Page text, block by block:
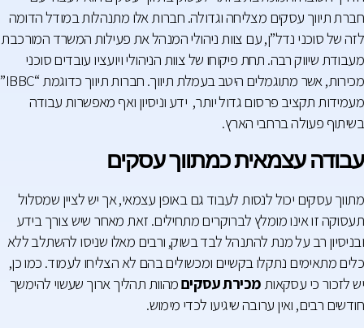
חברת תיווך עסקים מצליחה וגדולה. חברות אלו מתנהלות במודל הדומה
לזה של סוכני נדל”ן, עם צוות ניהולי המנהל את פעילות המשרד המורכבת
מעבודת שיווק רבה. תחת פיקוחו של צוות הניהולי ויועציו עובדים סוכני
מכירות, אשר מתוגמלים היטב בעמלת תיווך. חברות תיווך כדוגמת “IBBC”
מעמידות תקציב פרסום גדול יותר, ידע וניסיון ואף מאפשרות עבודה
בשיתוף פעולה ברחבי הארץ.
עבודה עצמאית כמתווך עסקים
מתווך עסקים יכול לנסות לעבוד גם באופן עצמאי, אך יש לציין שמסלול
תעסוקה זו אינו מומלץ לברוקרים מתחילים. זאת מאחר שיש צורך בידע
ובניסיון רב על מנת להתנהל לבד בשוק, ורבים מאלו שניסו להשתלב ללא
כלים מתאימים נתקלו בקשיים ומכשולים בהם לא הצליחו לעמוד. כמו כן,
יש לזכור כי עסקאות מכירת עסקיםמהוות תהליך ארוך שעשוי להימשך
חודשים רבים, ואין ערובה שיגיעו לכדי מימוש.